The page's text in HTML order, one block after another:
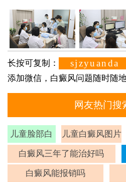
长按可复制： sjzyuanda
添加微信，白癜风问题随时随
网友热门搜
儿童脸部白
斑
儿童白癜风图片
白癜风三年了能治好吗
白癜风能报销吗